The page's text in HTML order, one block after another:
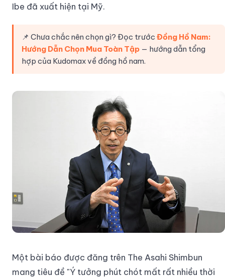
Ibe đã xuất hiện tại Mỹ.
📌 Chưa chắc nên chọn gì? Đọc trước Đồng Hồ Nam:
Hướng Dẫn Chọn Mua Toàn Tập — hướng dẫn tổng
hợp của Kudomax về đồng hồ nam.
Một bài báo được đăng trên The Asahi Shimbun
mang tiêu đề "Ý tưởng phút chót mất rất nhiều thời